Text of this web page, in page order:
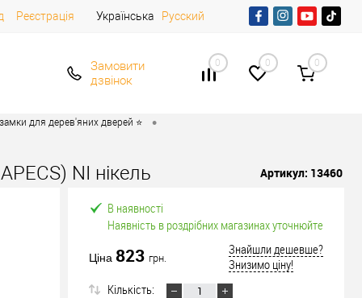
Реєстрація Українська Русский
Замовити
дзвінок
0 0 0
замки для дерев'яних дверей ⭐ •
NI нікель Артикул: 13460
В наявності
Наявність в роздрібних магазинах уточнюйте
Ціна 823 грн.
Знайшли дешевше?
Знизимо ціну!
Кількість: